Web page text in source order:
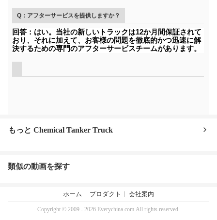
Q：アフターサービスを提供しますか？
回答：はい。当社の新しいトラックは12か月間保証されて
おり、それに加えて、お客様の問題を徹底的かつ迅速に解
決するための専門のアフターサービスチームがあります。
もっと Chemical Tanker Truck
類似の動画を探す
ホーム プロダクト 会社案内
Copyright © 2009 - 2026 Everychina.com.All rights reserved.